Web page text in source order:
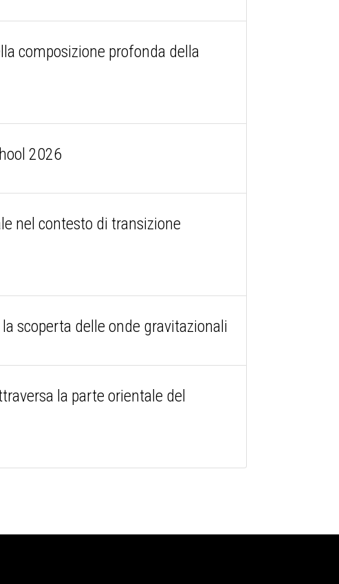
composizione profonda della
2026
nel contesto di transizione
scoperta delle onde gravitazionali
la parte orientale del